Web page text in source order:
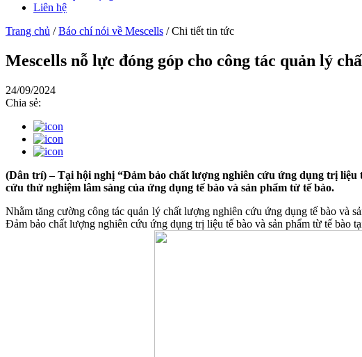
Liên hệ
Trang chủ /Báo chí nói về Mescells /Chi tiết tin tức
Mescells nỗ lực đóng góp cho công tác quản lý
24/09/2024
Chia sẻ:
(Dân trí) – Tại hội nghị “Đảm bảo chất lượng nghiên cứu ứng dụng trị liệu
cứu thử nghiệm lâm sàng của ứng dụng tế bào và sản phẩm từ tế bào.
Nhằm tăng cường công tác quản lý chất lượng nghiên cứu ứng dụng tế bào
Đảm bảo chất lượng nghiên cứu ứng dụng trị liệu tế bào và sản phẩm từ tế bào